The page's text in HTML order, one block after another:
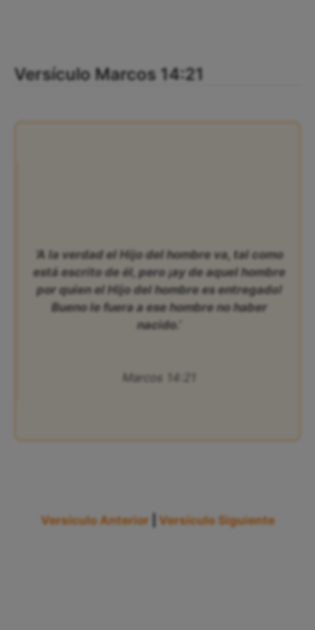
Versículo Marcos 14:21
‘A la verdad el Hijo del hombre va, tal como
está escrito de él, pero ¡ay de aquel hombre
por quien el Hijo del hombre es entregado!
Bueno le fuera a ese hombre no haber
nacido.’
Marcos 14:21
Versículo Anterior Versículo Siguiente